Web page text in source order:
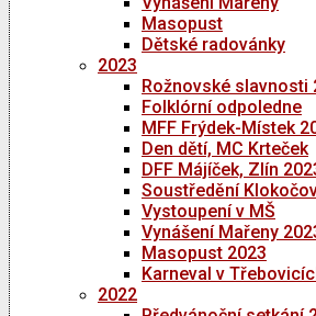
Masopust
Dětské radovánky
2023
Rožnovské slavnosti
Folklórní odpoledne
MFF Frýdek-Místek
Den dětí, MC Krteček
DFF Májíček, Zlín
Soustředění
Vystoupení v MŠ
Vynášení Mařeny
Masopust 2023
Karneval v
2022